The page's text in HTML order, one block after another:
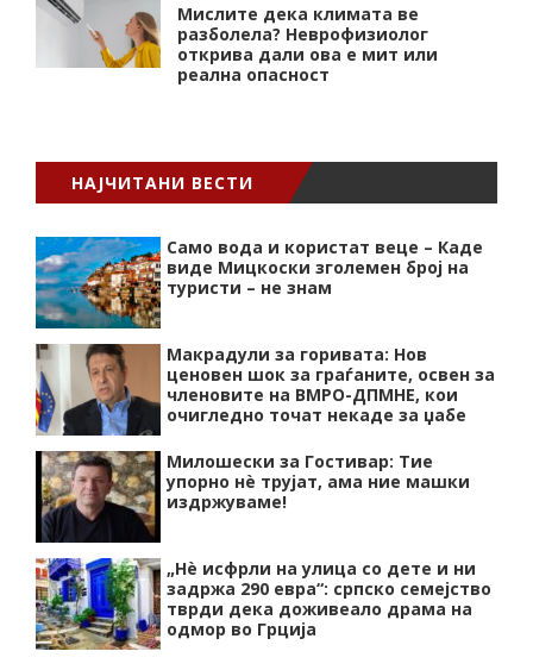
Мислите дека климата ве
разболела? Неврофизиолог
открива дали ова е мит или
реална опасност
НАЈЧИТАНИ ВЕСТИ
Само вода и користат веце – Каде
виде Мицкоски зголемен број на
туристи – не знам
Макрадули за горивата: Нов
ценовен шок за граѓаните, освен за
членовите на ВМРО-ДПМНЕ, кои
очигледно точат некаде за џабе
Милошески за Гостивар: Тие
упорно нѐ трујат, ама ние машки
издржуваме!
„Нѐ исфрли на улица со дете и ни
задржа 290 евра“: српско семејство
тврди дека доживеало драма на
одмор во Грција